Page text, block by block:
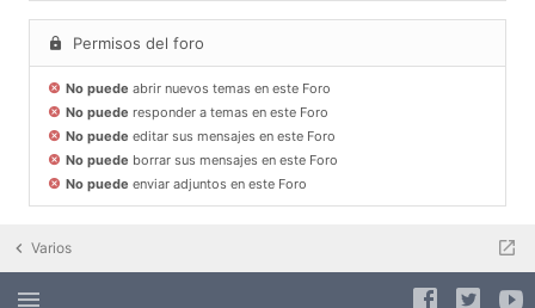
Permisos del foro
No puede abrir nuevos temas en este Foro
No puede responder a temas en este Foro
No puede editar sus mensajes en este Foro
No puede borrar sus mensajes en este Foro
No puede enviar adjuntos en este Foro
Varios